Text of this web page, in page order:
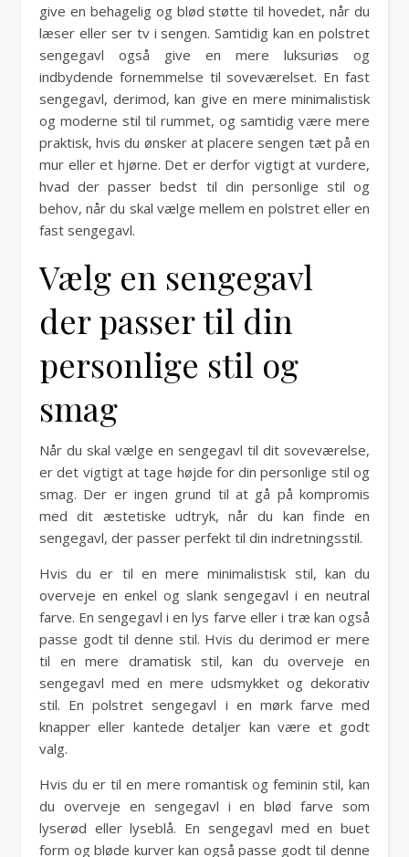
give en behagelig og blød støtte til hovedet, når du
læser eller ser tv i sengen. Samtidig kan en polstret
sengegavl også give en mere luksuriøs og
indbydende fornemmelse til soveværelset. En fast
sengegavl, derimod, kan give en mere minimalistisk
og moderne stil til rummet, og samtidig være mere
praktisk, hvis du ønsker at placere sengen tæt på en
mur eller et hjørne. Det er derfor vigtigt at vurdere,
hvad der passer bedst til din personlige stil og
behov, når du skal vælge mellem en polstret eller en
fast sengegavl.
Vælg en sengegavl
der passer til din
personlige stil og
smag
Når du skal vælge en sengegavl til dit soveværelse,
er det vigtigt at tage højde for din personlige stil og
smag. Der er ingen grund til at gå på kompromis
med dit æstetiske udtryk, når du kan finde en
sengegavl, der passer perfekt til din indretningsstil.
Hvis du er til en mere minimalistisk stil, kan du
overveje en enkel og slank sengegavl i en neutral
farve. En sengegavl i en lys farve eller i træ kan også
passe godt til denne stil. Hvis du derimod er mere
til en mere dramatisk stil, kan du overveje en
sengegavl med en mere udsmykket og dekorativ
stil. En polstret sengegavl i en mørk farve med
knapper eller kantede detaljer kan være et godt
valg.
Hvis du er til en mere romantisk og feminin stil, kan
du overveje en sengegavl i en blød farve som
lyserød eller lyseblå. En sengegavl med en buet
form og bløde kurver kan også passe godt til denne